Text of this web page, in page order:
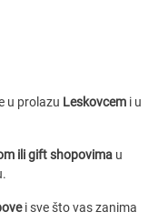
u prolazu Leskovcem i u
ili gift shopovima u
i sve što vas zanima